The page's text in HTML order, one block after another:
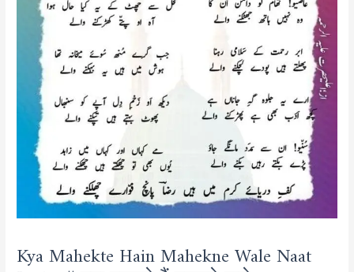
Kya Mahekte Hain Mahekne Wale Naat